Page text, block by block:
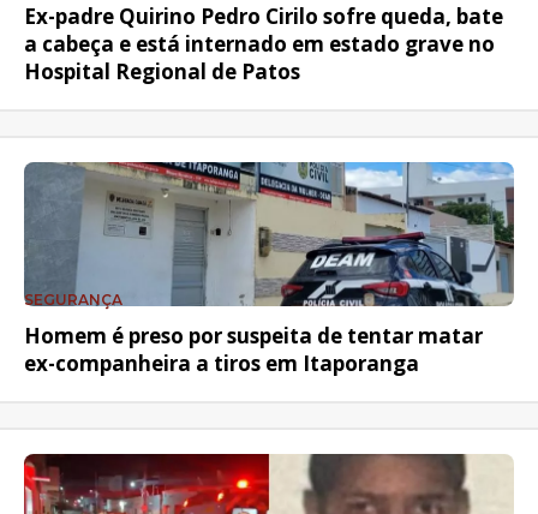
Ex-padre Quirino Pedro Cirilo sofre queda, bate
a cabeça e está internado em estado grave no
Hospital Regional de Patos
SEGURANÇA
Homem é preso por suspeita de tentar matar
ex-companheira a tiros em Itaporanga